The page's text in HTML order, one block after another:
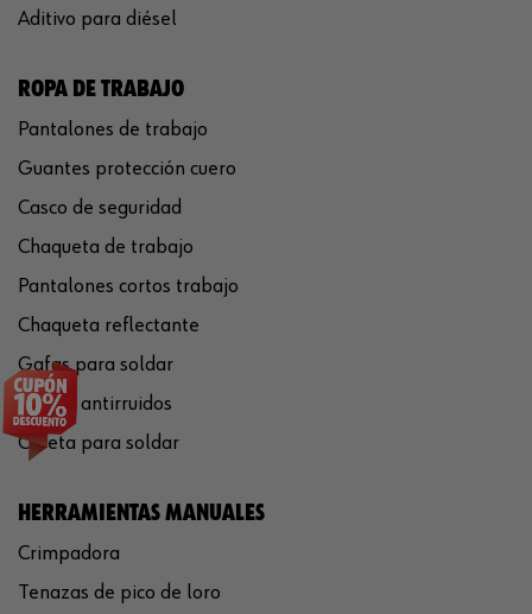
Aditivo para diésel
ROPA DE TRABAJO
Pantalones de trabajo
Guantes protección cuero
Casco de seguridad
Chaqueta de trabajo
Pantalones cortos trabajo
Chaqueta reflectante
Gafas para soldar
Cascos antirruidos
Careta para soldar
HERRAMIENTAS MANUALES
Crimpadora
Tenazas de pico de loro